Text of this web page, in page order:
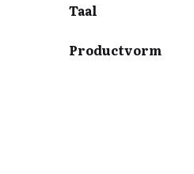
Taal
Productvorm